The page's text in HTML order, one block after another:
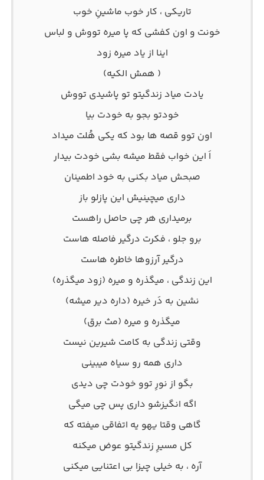
تاریکی ، کار خوب ماشینِ خوب
خونت و اون کفشی که پا میره تووش و لباس
اینا از یاد میره زود
( همش الکیه)
یادت میاد زندگیتو تو پاشیدی تووش
خودتو بجو به خودت بیا
اون توو قصه ها بود که یکی هُلت میداد
اَ این خواب فقط میشه بشی خودت بیدار
صبحش میاد بکنی به خود اطمینان
داری میچینیش این پازلو باز
برمیداری هر چی حاصل راهست
برو جلو ، فکرت درگیر فاصله هاست
درگیر آرزوها خاطره هاست
این زندگی ، میگذره و میره (زود میگذره)
نشین به دَر خیره (داره دیر میشه)
میگذره و میره (مث برق)
وقتی زندگی به کامت شیرین نیست
داری همه رو سیاه میبینی
بگو از نورِ توو خودت چی دیدی
اگه انگیزشو داری پس چی میگی
گاهی وقتا یهو یه اتفاقی میفته که
کل مسیرِ زندگیتو عوض میکنه
آره ، به خیلی چیزا بی اعتنایی میکنی